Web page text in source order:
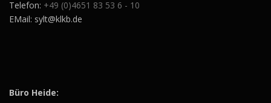
Telefon: +49 (0)4651 83 53 6 - 10
EMail: sylt@klkb.de
Büro Heide: